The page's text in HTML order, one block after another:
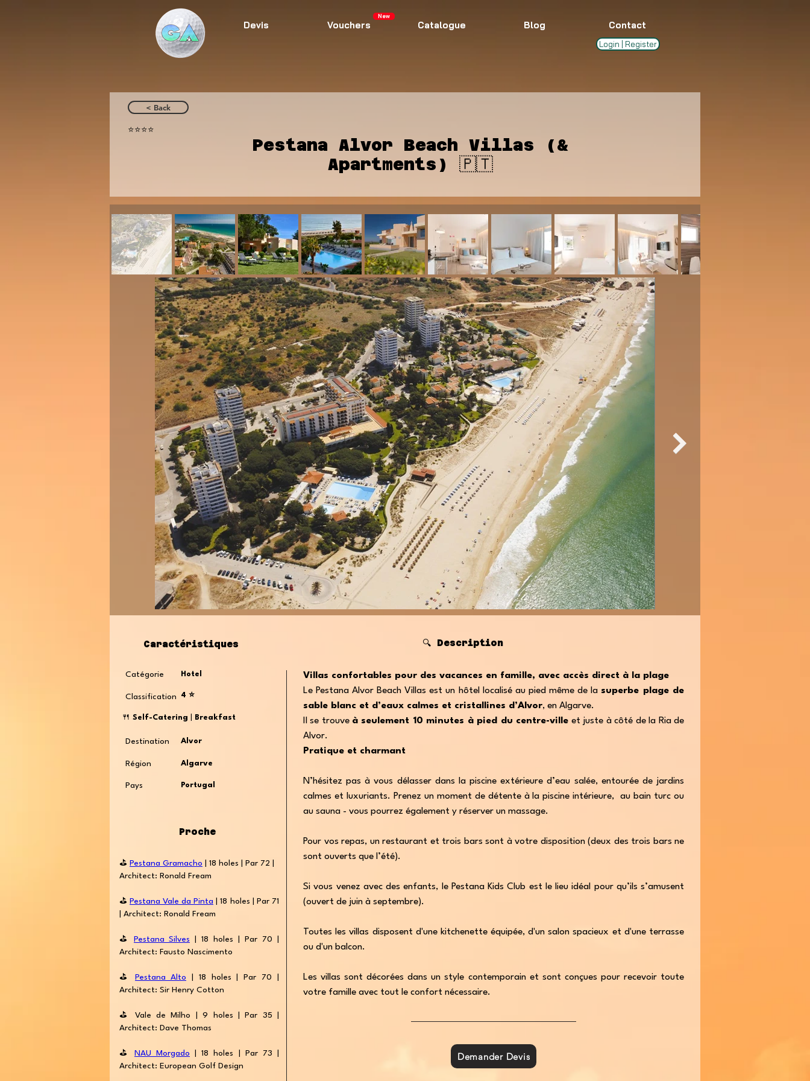
Devis Vouchers Catalogue Blog Contact
New
Login | Register
< Back
⭐️⭐️⭐️⭐️
Pestana Alvor Beach Villas (&
Apartments) 🇵🇹
Caractéristiques
Catégorie Hotel
Classification 4 ⭐️
🍴 Self-Catering Breakfast
Destination Alvor
Région Algarve
Pays Portugal
Proche
⛳️ Pestana Gramacho | 18 holes | Par 72 |
Architect: Ronald Fream
⛳️ Pestana Vale da Pinta | 18 holes | Par 71
| Architect: Ronald Fream
⛳️ Pestana Silves | 18 holes | Par 70 |
Architect: Fausto Nascimento
⛳️ Pestana Alto | 18 holes | Par 70 |
Architect: Sir Henry Cotton
⛳️ Vale de Milho | 9 holes | Par 35 |
Architect: Dave Thomas
⛳️ NAU Morgado | 18 holes | Par 73 |
Architect: European Golf Design
🔍 Description
Villas confortables pour des vacances en famille, avec accès direct à la plage
Le Pestana Alvor Beach Villas est un hôtel localisé au pied même de la superbe plage de
sable blanc et d’eaux calmes et cristallines d’Alvor, en Algarve.
Il se trouve à seulement 10 minutes à pied du centre-ville et juste à côté de la Ria de
Alvor.
Pratique et charmant
N’hésitez pas à vous délasser dans la piscine extérieure d’eau salée, entourée de jardins
calmes et luxuriants. Prenez un moment de détente à la piscine intérieure, au bain turc ou
au sauna - vous pourrez également y réserver un massage.
Pour vos repas, un restaurant et trois bars sont à votre disposition (deux des trois bars ne
sont ouverts que l’été).
Si vous venez avec des enfants, le Pestana Kids Club est le lieu idéal pour qu’ils s’amusent
(ouvert de juin à septembre).
Toutes les villas disposent d'une kitchenette équipée, d'un salon spacieux et d'une terrasse
ou d'un balcon.
Les villas sont décorées dans un style contemporain et sont conçues pour recevoir toute
votre famille avec tout le confort nécessaire.
Demander Devis